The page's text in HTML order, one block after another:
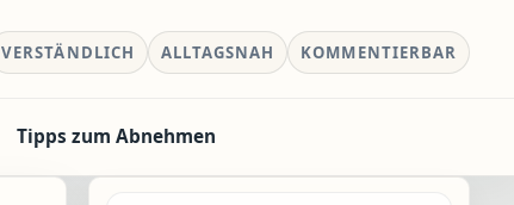
VERSTÄNDLICH ALLTAGSNAH KOMMENTIERBAR
Tipps zum Abnehmen